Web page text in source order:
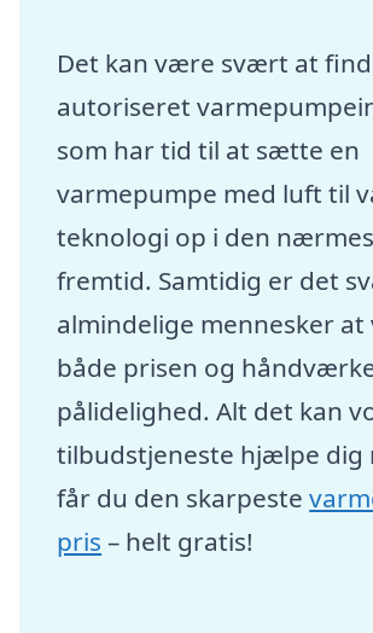
Det kan være svært at
autoriseret
som har tid til at sætte en
varmepumpe med luft til
teknologi op i den
fremtid. Samtidig er det
almindelige mennesker
både prisen og
pålidelighed. Alt det kan
tilbudstjeneste hjælpe dig
får du den skarpeste
pris – helt gratis!